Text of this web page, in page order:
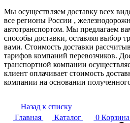
Мы осуществляем доставку всех
все регионы России ,
автотранспортом. Мы предлагаем
способы доставки, оставляя выбор
вами. Стоимость доставки
тарифов компаний перевозчиков.
транспортной компании
клиент оплачивает стоимость
компании на основании
Назад к списку
Главная
Каталог 0 Корзина